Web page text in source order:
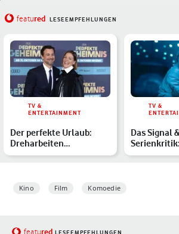
featured LESEEMPFEHLUNGEN
TV &
ENTERTAINMENT
Der perfekte Urlaub:
Dreharbeiten
abgeschlossen – alle
TV &
Das Signal
Kino Film Komoedie
red